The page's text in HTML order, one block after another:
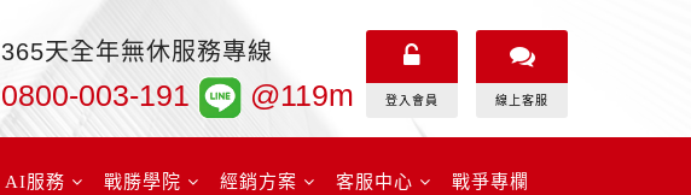
365天全年無休服務專線
0800-003-191 @119m 登入會員 線上客服
AI服務 戰勝學院 經銷方案 客服中心 戰爭專欄